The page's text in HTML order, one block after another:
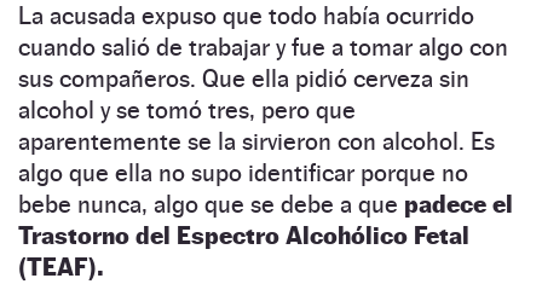
La acusada expuso que todo había ocurrido
cuando salió de trabajar y fue a tomar algo con
sus compañeros. Que ella pidió cerveza sin
alcohol y se tomó tres, pero que
aparentemente se la sirvieron con alcohol. Es
algo que ella no supo identificar porque no
bebe nunca, algo que se debe a que padece el
Trastorno del Espectro Alcohólico Fetal
(TEAF).